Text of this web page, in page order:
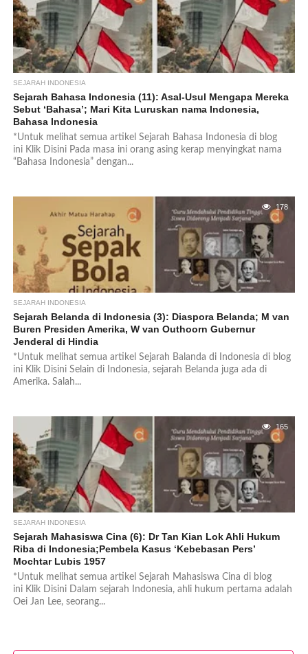
SEJARAH INDONESIA
Sejarah Bahasa Indonesia (11): Asal-Usul Mengapa Mereka
Sebut ‘Bahasa’; Mari Kita Luruskan nama Indonesia,
Bahasa Indonesia
*Untuk melihat semua artikel Sejarah Bahasa Indonesia di blog
ini Klik Disini Pada masa ini orang asing kerap menyingkat nama
“Bahasa Indonesia” dengan...
178
SEJARAH INDONESIA
Sejarah Belanda di Indonesia (3): Diaspora Belanda; M van
Buren Presiden Amerika, W van Outhoorn Gubernur
Jenderal di Hindia
*Untuk melihat semua artikel Sejarah Balanda di Indonesia di blog
ini Klik Disini Selain di Indonesia, sejarah Belanda juga ada di
Amerika. Salah...
165
SEJARAH INDONESIA
Sejarah Mahasiswa Cina (6): Dr Tan Kian Lok Ahli Hukum
Riba di Indonesia;Pembela Kasus ‘Kebebasan Pers’
Mochtar Lubis 1957
*Untuk melihat semua artikel Sejarah Mahasiswa Cina di blog
ini Klik Disini Dalam sejarah Indonesia, ahli hukum pertama adalah
Oei Jan Lee, seorang...